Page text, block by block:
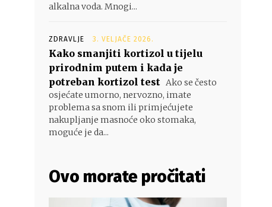
alkalna voda. Mnogi...
ZDRAVLJE 3. VELJAČE 2026.
Kako smanjiti kortizol u tijelu
prirodnim putem i kada je
potreban kortizol test Ako se često
osjećate umorno, nervozno, imate
problema sa snom ili primjećujete
nakupljanje masnoće oko stomaka,
moguće je da...
Ovo morate pročitati